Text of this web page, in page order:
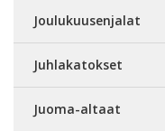
Joulukuusenjalat
Juhlakatokset
Juoma-altaat